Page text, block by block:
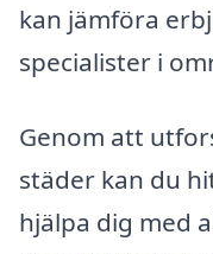
kan jämföra
specialister i
Genom att
städer kan du
hjälpa dig med